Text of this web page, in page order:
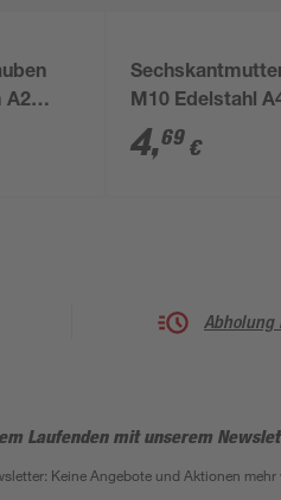
A2
M10 Edelstahl
Stück
4,69 €
Abholung
Laufenden mit unserem
Keine Angebote und Aktionen mehr